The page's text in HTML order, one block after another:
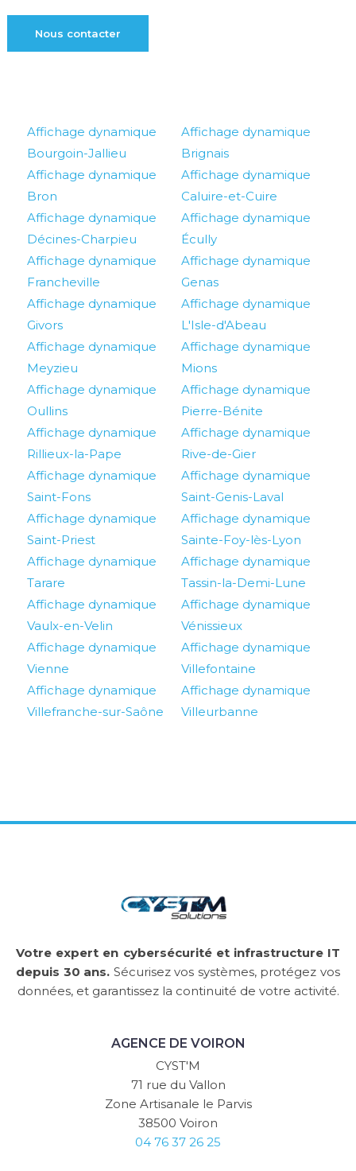
Nous contacter
Affichage dynamique
Bourgoin-Jallieu
Affichage dynamique
Brignais
Affichage dynamique
Bron
Affichage dynamique
Caluire-et-Cuire
Affichage dynamique
Décines-Charpieu
Affichage dynamique
Écully
Affichage dynamique
Francheville
Affichage dynamique
Genas
Affichage dynamique
Givors
Affichage dynamique
L'Isle-d'Abeau
Affichage dynamique
Meyzieu
Affichage dynamique
Mions
Affichage dynamique
Oullins
Affichage dynamique
Pierre-Bénite
Affichage dynamique
Rillieux-la-Pape
Affichage dynamique
Rive-de-Gier
Affichage dynamique
Saint-Fons
Affichage dynamique
Saint-Genis-Laval
Affichage dynamique
Saint-Priest
Affichage dynamique
Sainte-Foy-lès-Lyon
Affichage dynamique
Tarare
Affichage dynamique
Tassin-la-Demi-Lune
Affichage dynamique
Vaulx-en-Velin
Affichage dynamique
Vénissieux
Affichage dynamique
Vienne
Affichage dynamique
Villefontaine
Affichage dynamique
Villefranche-sur-Saône
Affichage dynamique
Villeurbanne
Votre expert en cybersécurité et infrastructure IT
depuis 30 ans. Sécurisez vos systèmes, protégez vos
données, et garantissez la continuité de votre activité.
AGENCE DE VOIRON
CYST'M
71 rue du Vallon
Zone Artisanale le Parvis
38500 Voiron
04 76 37 26 25